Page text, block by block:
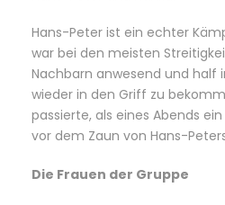
Hans-Peter ist ein echter
war bei den meisten
Nachbarn anwesend und half
wieder in den Griff zu
passierte, als eines Abends
vor dem Zaun von Hans-
Die Frauen der Gruppe